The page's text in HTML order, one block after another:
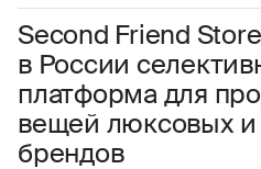
Second Friend
в России
платформа для
вещей люксовых
брендов
Соглашаюсь с условиями
Даю согласие на получение